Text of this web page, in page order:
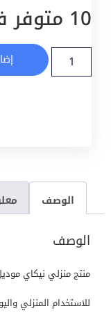
10 متوفر في المخزون
الوصف
الوصف
للاستخدام المنزلي